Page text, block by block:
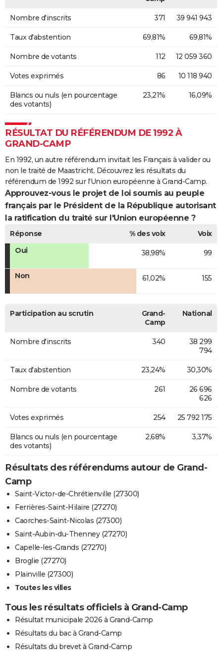
Nombre d'inscrits 371 39 941 943
Taux d'abstention 69,81% 69,81%
Nombre de votants 112 12 059 360
Votes exprimés 86 10 118 940
Blancs ou nuls (en pourcentage
des votants)
23,21% 16,09%
RÉSULTAT DU RÉFÉRENDUM DE 1992 À
GRAND-CAMP
En 1992, un autre référendum invitait les Français à valider ou
non le traité de Maastricht. Découvrez les résultats du
référendum de 1992 sur l'Union européenne à Grand-Camp.
Approuvez-vous le projet de loi soumis au peuple
français par le Président de la République autorisant
la ratification du traité sur l'Union européenne ?
Réponse % des voix
Voix
Oui
38,98% 99
Non 61,02% 155
Participation au scrutin
Grand-
Camp
National
Nombre d'inscrits 340
38 299
794
Taux d'abstention 23,24% 30,30%
Nombre de votants 261
26 696
626
Votes exprimés 254 25 792 175
Blancs ou nuls (en pourcentage
des votants)
2,68% 3,37%
Résultats des référendums autour de Grand-
Camp
Saint-Victor-de-Chrétienville (27300)
Ferrières-Saint-Hilaire (27270)
Caorches-Saint-Nicolas (27300)
Saint-Aubin-du-Thenney (27270)
Capelle-les-Grands (27270)
Broglie (27270)
Plainville (27300)
Toutes les villes
Tous les résultats officiels à Grand-Camp
Résultat municipale 2026 à Grand-Camp
Résultats du bac à Grand-Camp
Résultats du brevet à Grand-Camp